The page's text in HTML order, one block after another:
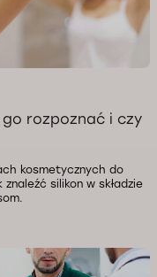
go rozpoznać i czy
kosmetycznych do
silikon w składzie